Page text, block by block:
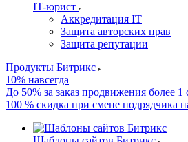
IT-юрист
Аккредитация IT
Защита авторских прав
Защита репутации
Продукты Битрикс
10% навсегда
До 50% за заказ продвижения более 1
100 % скидка при смене подрядчика